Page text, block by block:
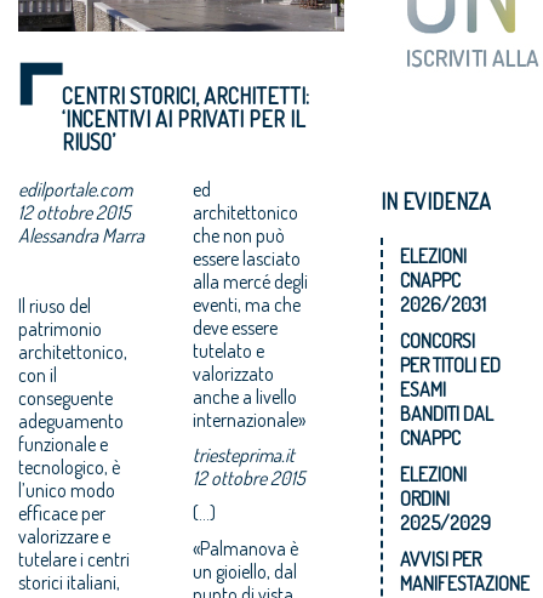
CENTRI STORICI, ARCHITETTI:
‘INCENTIVI AI PRIVATI PER IL
RIUSO’
edilportale.com
12 ottobre 2015
Alessandra Marra
Il riuso del
patrimonio
architettonico,
con il
conseguente
adeguamento
funzionale e
tecnologico, è
l’unico modo
efficace per
valorizzare e
tutelare i centri
storici italiani,
ed
architettonico
che non può
essere lasciato
alla mercé degli
eventi, ma che
deve essere
tutelato e
valorizzato
anche a livello
internazionale»
triesteprima.it
12 ottobre 2015
(...)
«Palmanova è
un gioiello, dal
IN EVIDENZA
ELEZIONI
CNAPPC
2026/2031
CONCORSI
PER TITOLI ED
ESAMI
BANDITI DAL
CNAPPC
ELEZIONI
ORDINI
2025/2029
AVVISI PER
MANIFESTAZIONE